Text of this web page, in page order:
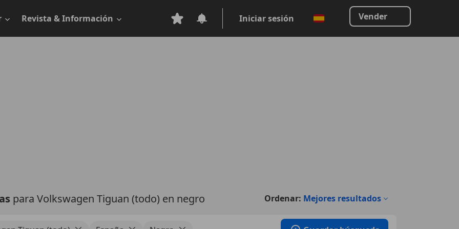
Revista & Información Iniciar sesión Vender
para Volkswagen Tiguan (todo) en negro Ordenar: Mejores resultados